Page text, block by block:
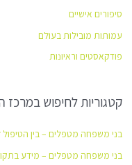
סיפורים אישיים
עמותות מובילות בעולם
פודקאסטים וראיונות
קטגוריות לחיפוש במרכז
בני משפחה מטפלים – בין
בני משפחה מטפלים – מידע